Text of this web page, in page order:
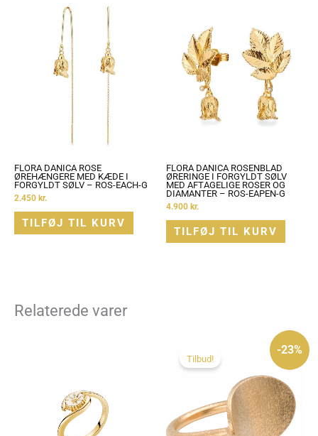
FLORA DANICA ROSE
ØREHÆNGERE MED KÆDE I
FORGYLDT SØLV – ROS-EACH-G
2.450 kr.
TILFØJ TIL KURV
FLORA DANICA ROSENBLAD
ØRERINGE I FORGYLDT SØLV
MED AFTAGELIGE ROSER OG
DIAMANTER – ROS-EAPEN-G
4.900 kr.
TILFØJ TIL KURV
Relaterede varer
-23%
Tilbud!
pris
var:
775 kr..
er: